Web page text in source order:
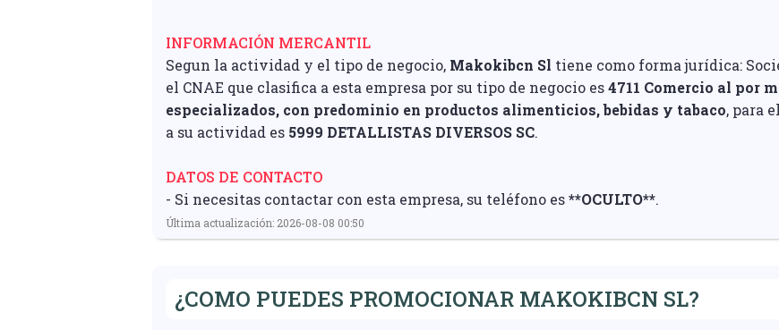
INFORMACIÓN MERCANTIL
Segun la actividad y el tipo de negocio, Makokibcn Sl tiene como forma jurídica:
el CNAE que clasifica a esta empresa por su tipo de negocio es4711 Comercio al por
especializados, con predominio en productos alimenticios, bebidas y tabaco, para
a su actividad es 5999 DETALLISTAS DIVERSOS SC.
DATOS DE CONTACTO
- Si necesitas contactar con esta empresa, su teléfono es**OCULTO**.
Última actualización: 2026-08-08 00:50
¿COMO PUEDES PROMOCIONAR MAKOKIBCN SL?